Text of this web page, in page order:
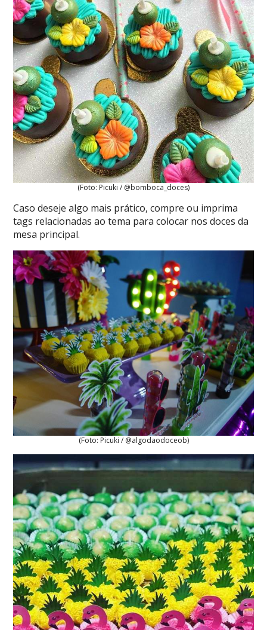
(Foto: Picuki / @bomboca_doces)
Caso deseje algo mais prático, compre ou imprima
tags relacionadas ao tema para colocar nos doces da
mesa principal.
(Foto: Picuki / @algodaodoceob)